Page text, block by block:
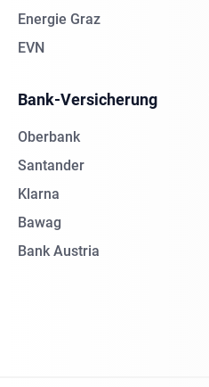
Energie Graz
EVN
Bank-Versicherung
Oberbank
Santander
Klarna
Bawag
Bank Austria